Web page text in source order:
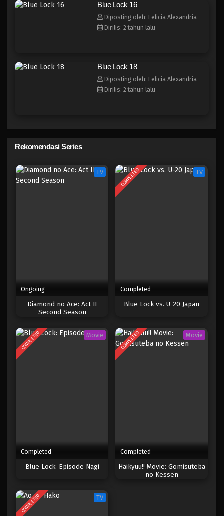
Eps 12 - Februari 3, 2025
Blue Lock 11
Blue Lock 10
Eps 10 - Februari 3, 2025
Eps 8 - Februari 3, 2025
Blue Lock Episode 24
Blue Lock 16
Diposting oleh: Felicia Alexandria
Dirilis: 2 tahun lalu
Blue Lock 18
Diposting oleh: Felicia Alexandria
Dirilis: 2 tahun lalu
Rekomendasi Series
TV
Ongoing
Diamond no Ace: Act II
Second Season
COMPLETED TV
Completed
Blue Lock vs. U-20 Japan
COMPLETED Movie
Completed
Blue Lock: Episode Nagi
COMPLETED Movie
Completed
Haikyuu!! Movie: Gomisuteba
no Kessen
COMPLETED TV